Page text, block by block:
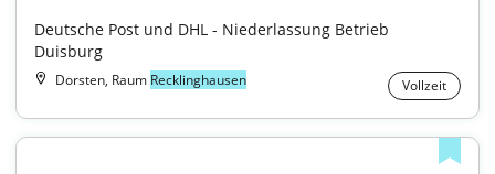
Deutsche Post und DHL - Niederlassung Betrieb
Duisburg
Dorsten, Raum Recklinghausen Vollzeit